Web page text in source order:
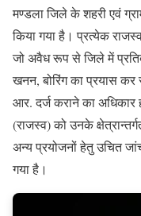
मण्डला जिले के शहरी एवं
किया गया है। प्रत्येक
जो अवैध रूप से जिले में
खनन, बोरिंग का प्रयास
आर. दर्ज कराने का अधिकार
(राजस्व) को उनके
अन्य प्रयोजनों हेतु उचित
गया है।